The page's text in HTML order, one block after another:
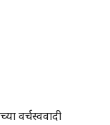
वर्चस्ववादी